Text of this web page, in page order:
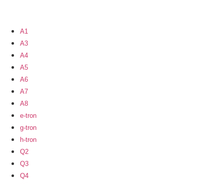
A1
A3
A4
A5
A6
A7
A8
e-tron
g-tron
h-tron
Q2
Q3
Q4